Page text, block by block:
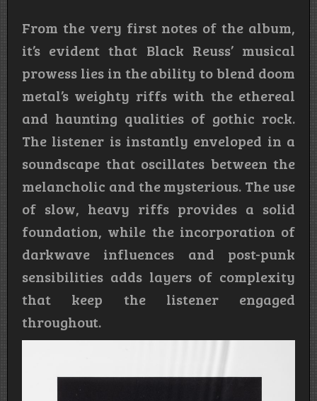
From the very first notes of the album,
it’s evident that Black Reuss’ musical
prowess lies in the ability to blend doom
metal’s weighty riffs with the ethereal
and haunting qualities of gothic rock.
The listener is instantly enveloped in a
soundscape that oscillates between the
melancholic and the mysterious. The use
of slow, heavy riffs provides a solid
foundation, while the incorporation of
darkwave influences and post-punk
sensibilities adds layers of complexity
that keep the listener engaged
throughout.